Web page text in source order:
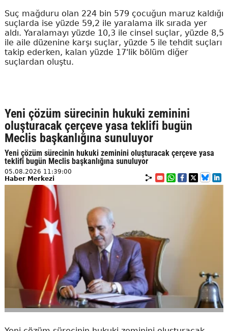
Suç mağduru olan 224 bin 579 çocuğun maruz kaldığı
suçlarda ise yüzde 59,2 ile yaralama ilk sırada yer
aldı. Yaralamayı yüzde 10,3 ile cinsel suçlar, yüzde 8,5
ile aile düzenine karşı suçlar, yüzde 5 ile tehdit suçları
takip ederken, kalan yüzde 17'lik bölüm diğer
suçlardan oluştu.
Yeni çözüm sürecinin hukuki zeminini
oluşturacak çerçeve yasa teklifi bugün
Meclis başkanlığına sunuluyor
Yeni çözüm sürecinin hukuki zeminini oluşturacak çerçeve yasa
teklifi bugün Meclis başkanlığına sunuluyor
05.08.2026 11:39:00
Haber Merkezi